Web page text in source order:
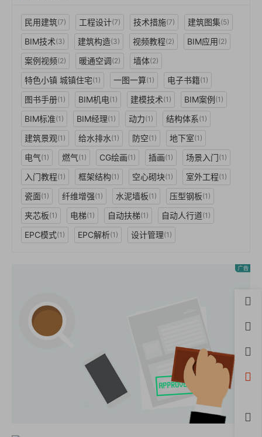
民用建筑(7) 工程设计(7) 技术措施(7) 建筑图集(5)
BIM技术(3) 建筑构造(3) 视频教程(2) BIM应用(2)
案例视频(2) 暖通空调(2) 墙体(2)
特色小镇 城镇住宅(1) 一图一算(1) 电子书籍(1)
图书手册(1) BIM机电(1) 建模技术(1) BIM案例(1)
BIM标准(1) BIM经理(1) 动力(1) 结构体系(1)
建筑景观(1) 给水排水(1) 防空(1) 地下室(1)
电气(1) 燃气(1) CG绘画(1) 插画(1) 场景入门(1)
入门教程(1) 框架结构(1) 空心砌块(1) 室外工程(1)
瓷面(1) 纤维增强(1) 水泥墙板(1) 压型钢板(1)
夹芯板(1) 电梯(1) 自动扶梯(1) 自动人行道(1)
EPC模式(1) EPC解析(1) 设计管理(1)